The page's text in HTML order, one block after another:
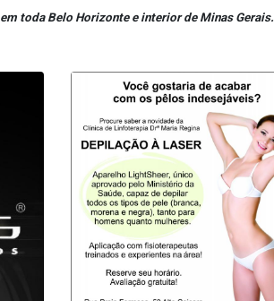
toda Belo Horizonte e interior de Minas Gerais.